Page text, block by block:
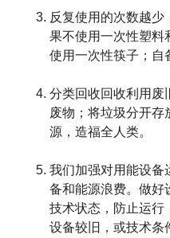
反复使用的次数越少
果不使用一次性塑料
使用一次性筷子；自
分类回收回收利用废
废物；将垃圾分开存
源，造福全人类。
我们加强对用能设备
备和能源浪费。做好
技术状态，防止运行
设备较旧，或技术条